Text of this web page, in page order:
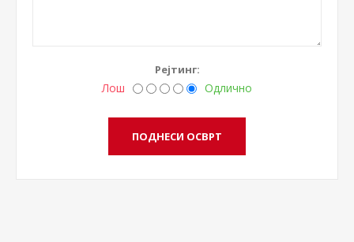
Рејтинг:
Лош Одлично